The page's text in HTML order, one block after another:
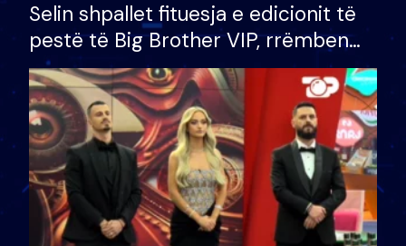
Selin shpallet fituesja e edicionit të
pestë të Big Brother VIP, rrëmben
çmimin e madh prej 100 mijë eurosh